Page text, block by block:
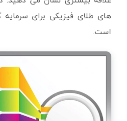
های طلای فیزیکی برای
است.